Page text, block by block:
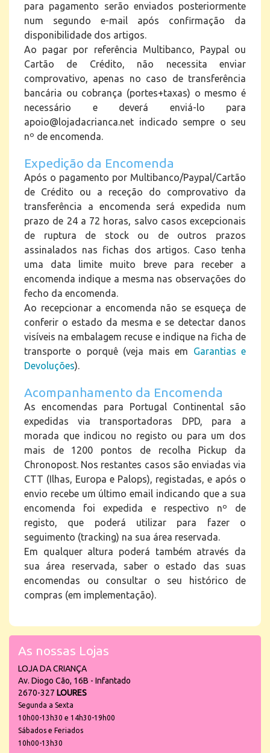
para pagamento serão enviados posteriormente
num segundo e-mail após confirmação da
disponibilidade dos artigos.
Ao pagar por referência Multibanco, Paypal ou
Cartão de Crédito, não necessita enviar
comprovativo, apenas no caso de transferência
bancária ou cobrança (portes+taxas) o mesmo é
necessário e deverá enviá-lo para
apoio@lojadacrianca.net indicado sempre o seu
nº de encomenda.
Expedição da Encomenda
Após o pagamento por Multibanco/Paypal/Cartão
de Crédito ou a receção do comprovativo da
transferência a encomenda será expedida num
prazo de 24 a 72 horas, salvo casos excepcionais
de ruptura de stock ou de outros prazos
assinalados nas fichas dos artigos. Caso tenha
uma data limite muito breve para receber a
encomenda indique a mesma nas observações do
fecho da encomenda.
Ao recepcionar a encomenda não se esqueça de
conferir o estado da mesma e se detectar danos
visíveis na embalagem recuse e indique na ficha de
transporte o porquê (veja mais em Garantias e
Devoluções).
Acompanhamento da Encomenda
As encomendas para Portugal Continental são
expedidas via transportadoras DPD, para a
morada que indicou no registo ou para um dos
mais de 1200 pontos de recolha Pickup da
Chronopost. Nos restantes casos são enviadas via
CTT (Ilhas, Europa e Palops), registadas, e após o
envio recebe um último email indicando que a sua
encomenda foi expedida e respectivo nº de
registo, que poderá utilizar para fazer o
seguimento (tracking) na sua área reservada.
Em qualquer altura poderá também através da
sua área reservada, saber o estado das suas
encomendas ou consultar o seu histórico de
compras (em implementação).
As nossas Lojas
LOJA DA CRIANÇA
Av. Diogo Cão, 16B - Infantado
2670-327 LOURES
Segunda a Sexta
10h00-13h30 e 14h30-19h00
Sábados e Feriados
10h00-13h30